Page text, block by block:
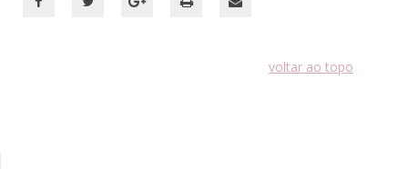
voltar ao topo